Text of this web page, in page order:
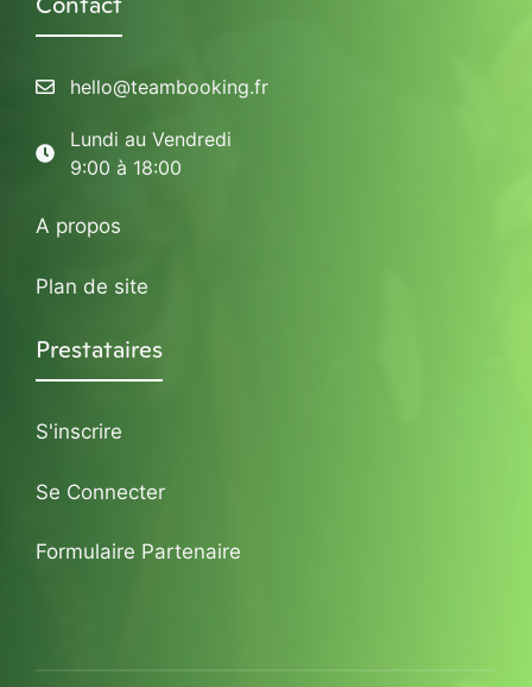
hello@teambooking.fr
Lundi au Vendredi
9:00 à 18:00
A propos
Plan de site
Prestataires
S'inscrire
Se Connecter
Formulaire Partenaire